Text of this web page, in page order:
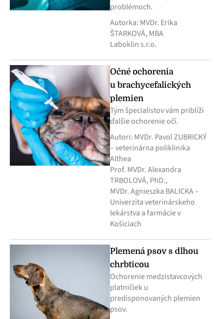
problémoch.
Autorka: MVDr. Erika
ŠTARKOVÁ, MBA
Laboklin s.r.o.
Očné ochorenia
u brachycefalických
plemien
Tým špecialistov vám priblíži
ďalšie ochorenie očí.
Autori: MVDr. Pavol ZUBRICKÝ
– veterinárna poliklinika
Althea
Prof. MVDr. Alexandra
TRBOLOVÁ, PhD.,
MVDr. Agnieszka BALICKA –
Univerzita veterinárskeho
lekárstva a farmácie v
Košiciach
Plemená psov s dlhou
chrbticou
Ochorenie medzistavcových
platničiek u
predisponovaných plemien
psov.